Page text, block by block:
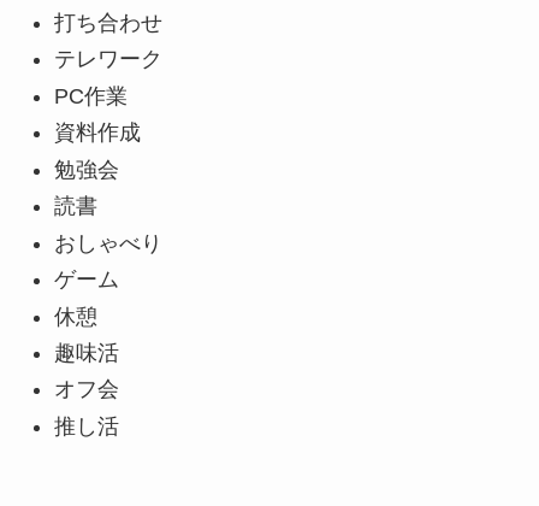
打ち合わせ
テレワーク
PC作業
資料作成
勉強会
読書
おしゃべり
ゲーム
休憩
趣味活
オフ会
推し活